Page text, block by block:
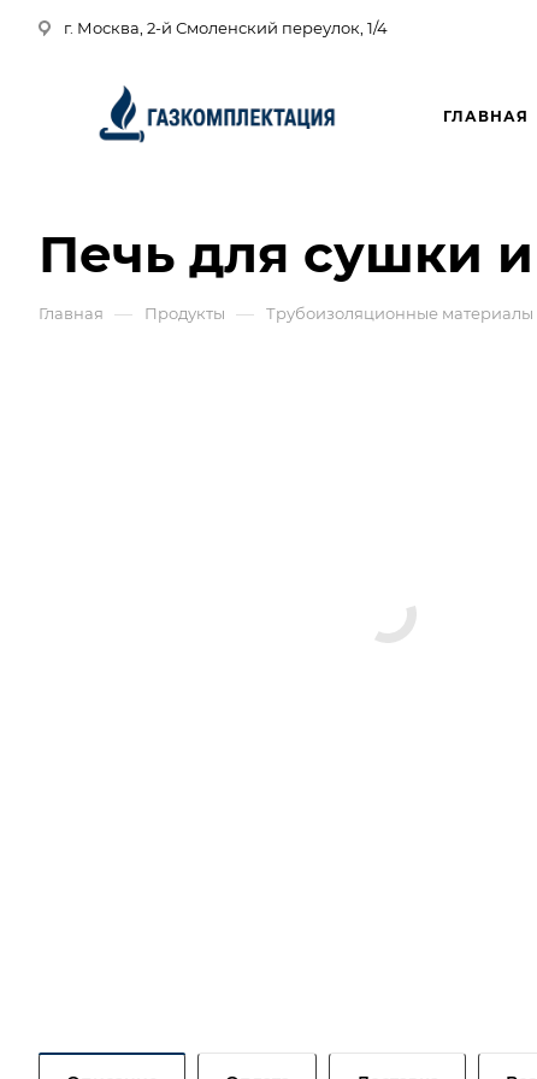
г. Москва, 2-й Смоленский переулок, 1/4
ГЛАВНАЯ
Печь для сушки и
Главная — Продукты — Трубоизоляционные материалы